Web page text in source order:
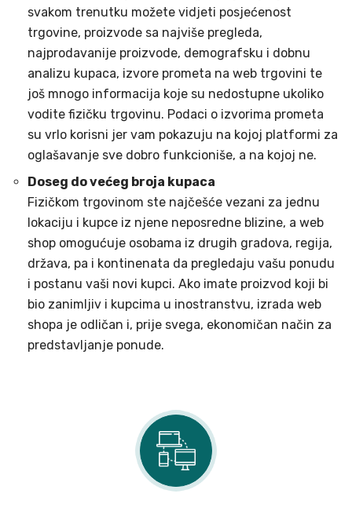
svakom trenutku možete vidjeti posjećenost
trgovine, proizvode sa najviše pregleda,
najprodavanije proizvode, demografsku i dobnu
analizu kupaca, izvore prometa na web trgovini te
još mnogo informacija koje su nedostupne ukoliko
vodite fizičku trgovinu. Podaci o izvorima prometa
su vrlo korisni jer vam pokazuju na kojoj platformi za
oglašavanje sve dobro funkcioniše, a na kojoj ne.
Doseg do većeg broja kupaca
Fizičkom trgovinom ste najčešće vezani za jednu
lokaciju i kupce iz njene neposredne blizine, a web
shop omogućuje osobama iz drugih gradova, regija,
država, pa i kontinenata da pregledaju vašu ponudu
i postanu vaši novi kupci. Ako imate proizvod koji bi
bio zanimljiv i kupcima u inostranstvu, izrada web
shopa je odličan i, prije svega, ekonomičan način za
predstavljanje ponude.